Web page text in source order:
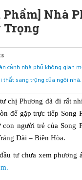
Phẩm] Nhà
Trọng
cảnh nhà phố không gian
thất sang trọng của ngôi nhà.
chị Phương đã đi rất
để gặp trực tiếp Song
con người trẻ của Song
Dài – Biên Hòa.
tư chưa xem